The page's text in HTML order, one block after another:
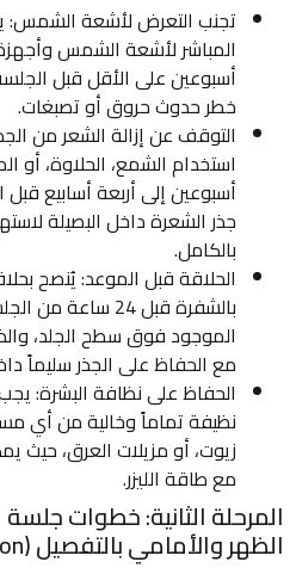
تجنب التعرض لأشعة الشمس:
المباشر لأشعة الشمس
أسبوعين على الأقل قبل
خطر حدوث حروق أو تصبغات.
التوقف عن إزالة الشعر من
استخدام الشمع، الحلاوة، أو
أسبوعين إلى أربعة أسابيع قبل
جذر الشعرة داخل البصيلة
بالكامل.
الحلاقة قبل الموعد: يُنصح
بالشفرة قبل 24
الموجود فوق سطح الجلد،
مع الحفاظ على الجذر سليماً
الحفاظ على نظافة البشرة:
نظيفة تماماً وخالية من أي
زيوت، أو مزيلات العرق، حيث
مع طاقة الليزر.
المرحلة الثانية: خطوات
الظهر والأمامي بالتفصيل (During the Session)